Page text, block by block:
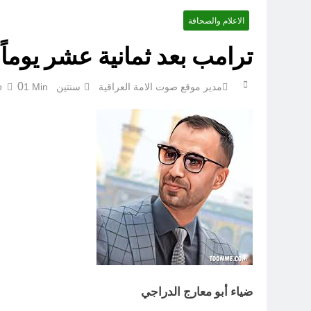
الاعلام والصحافة
ترامب بعد ثمانية عشر
مدير موقع صوت الامة العراقية سنتين Ago 01 Min
ضياء أبو معارج الدراجي